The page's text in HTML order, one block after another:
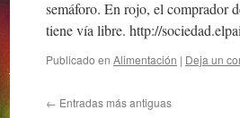
semáforo. En rojo, el comprador
tiene vía libre. http://
Publicado en Alimentación | Deja un
← Entradas más antiguas